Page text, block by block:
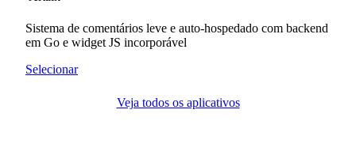
Sistema de comentários leve e auto-hospedado com backend
em Go e widget JS incorporável
Selecionar
Veja todos os aplicativos